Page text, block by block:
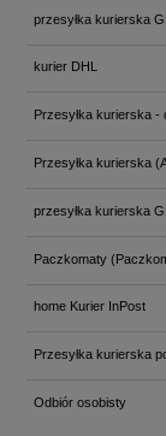
przesyłka kurierska
kurier DHL
Przesyłka kurierska -
Przesyłka kurierska
przesyłka kurierska
Paczkomaty
home Kurier InPost
Przesyłka kurierska
Odbiór osobisty